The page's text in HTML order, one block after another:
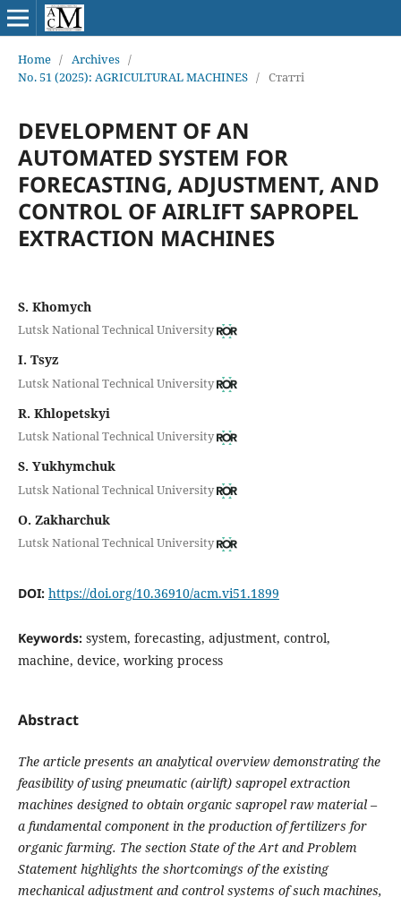
Home / Archives /
No. 51 (2025): AGRICULTURAL MACHINES / Статті
DEVELOPMENT OF AN
AUTOMATED SYSTEM FOR
FORECASTING, ADJUSTMENT, AND
CONTROL OF AIRLIFT SAPROPEL
EXTRACTION MACHINES
S. Khomych
Lutsk National Technical University
I. Tsyz
Lutsk National Technical University
R. Khlopetskyi
Lutsk National Technical University
S. Yukhymchuk
Lutsk National Technical University
O. Zakharchuk
Lutsk National Technical University
DOI: https://doi.org/10.36910/acm.vi51.1899
Keywords: system, forecasting, adjustment, control,
machine, device, working process
Abstract
The article presents an analytical overview demonstrating the
feasibility of using pneumatic (airlift) sapropel extraction
machines designed to obtain organic sapropel raw material –
a fundamental component in the production of fertilizers for
organic farming. The section State of the Art and Problem
Statement highlights the shortcomings of the existing
mechanical adjustment and control systems of such machines,